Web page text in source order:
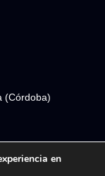
(Córdoba)
en